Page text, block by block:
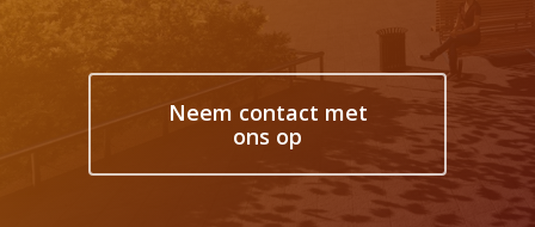
Neem contact met
ons op